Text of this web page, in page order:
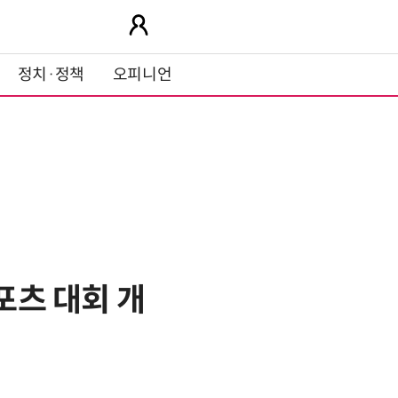
정치·정책 오피니언
대회 개